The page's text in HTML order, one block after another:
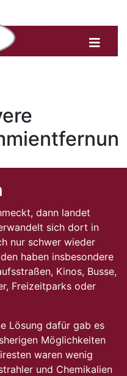
dann landet
sich dort in
nur schwer wieder
haben insbesondere
Kinos, Busse,
Freizeitparks oder
Lösung dafür gab es
Möglichkeiten
waren wenig
und Chemikalien